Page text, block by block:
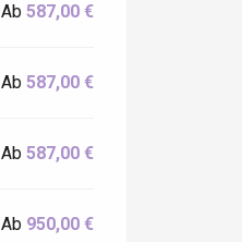
Ab587,00 €
Ab587,00 €
Ab587,00 €
Ab 950,00 €